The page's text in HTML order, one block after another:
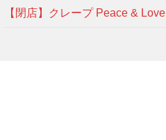
【閉店】クレープ Peace & Love